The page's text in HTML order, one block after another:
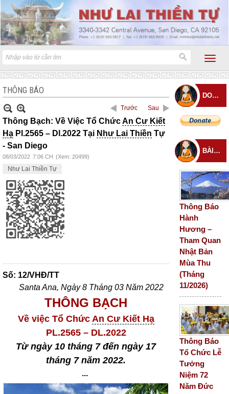
THÔNG BÁO
Trước Sau
Thông Bạch: Về Việc Tổ ChứcAn Cư Kiết
Hạ Pl.2565 – Dl.2022 Tại Như Lai Thiền Tự
- San Diego
08/03/2022 7:06 CH (Xem: 20499)
Như Lai Thiền Tự
Số: 12/VHĐ/TT
Santa Ana, Ngày 8 Tháng 03 Năm 2022
THÔNG BẠCH
Về việc Tổ Chức An Cư Kiết Hạ
PL.2565 – DL.2022
Từ ngày 10 tháng 7 đến ngày 17
tháng 7 năm 2022.
...
DONATE
BÀI ĐĂNG MỚI
Thông Báo
Hành
Hương –
Tham Quan
Nhật Bản
Mùa Thu
(Tháng
11/2026)
Thông Báo
Tổ Chức Lễ
Tưởng
Niệm 72
Năm Đức